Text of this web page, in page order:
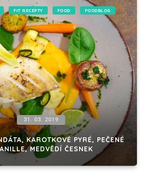
FIT RECEPTY FOOD FOODBLOG
31. 03. 2019
KAROTKOVÉ PYRÉ, PEČENÉ
MEDVĚDÍ ČESNEK